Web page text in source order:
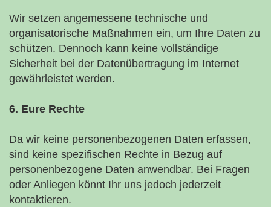
Wir setzen angemessene technische und
organisatorische Maßnahmen ein, um Ihre Daten zu
schützen. Dennoch kann keine vollständige
Sicherheit bei der Datenübertragung im Internet
gewährleistet werden.
6. Eure Rechte
Da wir keine personenbezogenen Daten erfassen,
sind keine spezifischen Rechte in Bezug auf
personenbezogene Daten anwendbar. Bei Fragen
oder Anliegen könnt Ihr uns jedoch jederzeit
kontaktieren.